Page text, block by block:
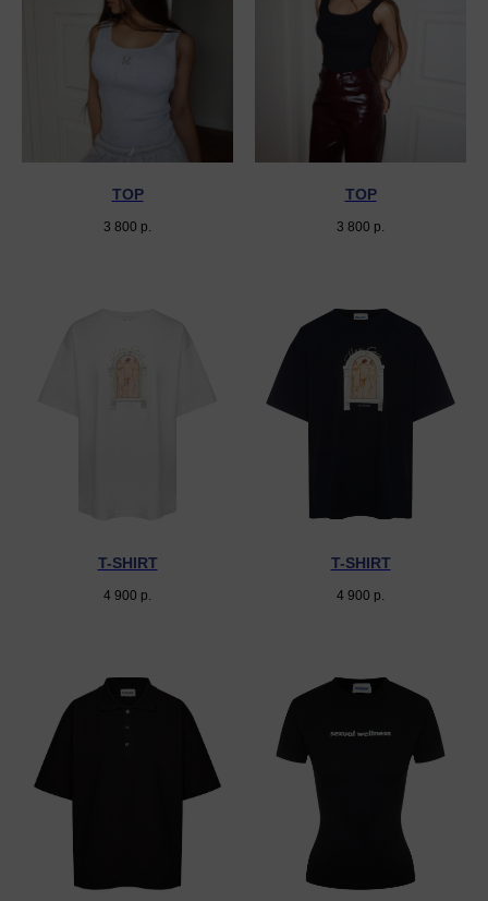
TOP
3 800 р.
TOP
3 800 р.
T-SHIRT
4 900 р.
T-SHIRT
4 900 р.